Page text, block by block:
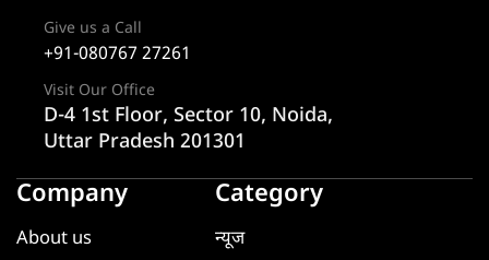
Give us a Call
+91-080767 27261
Visit Our Office
D-4 1st Floor, Sector 10, Noida,
Uttar Pradesh 201301
Company
About us
Category
न्यूज